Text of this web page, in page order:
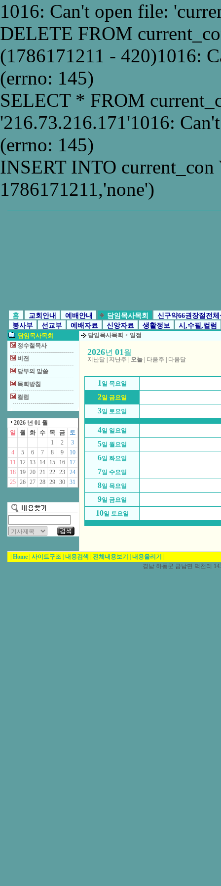
1016: Can't open file:
DELETE FROM
(1786171211 - 420)1016:
(errno: 145)
SELECT * FROM
'216.73.216.171'1016:
(errno: 145)
INSERT INTO
1786171211,'none')
홈 교회안내 예배안내 담임목사목회
신구약66권장절전
봉사부
선교부 예배자료 신앙자료 생활정보 시,수필,컬럼
담임목사목회
정수철목사
비젼
당부의 말씀
목회방침
컬럼
2026 년 01 월
일
월 화 수 목 금
토
1
2
3
4
5 6 7 8 9
10
11
12 13 14 15 16
17
18
19 20 21 22 23
24
25
26 27 28 29 30 31
담임목사목회 > 일정
2026년 01월
지난달 지난주 오늘 다음주 다음달
1일 목요일
2일 금요일
3일 토요일
4일 일요일
5일 월요일
6일 화요일
7일 수요일
8일 목요일
9일 금요일
10일 토요일
Home 사이트구조 내용검색 전체내용보기 내용올리기
경남 하동군 금남면 덕천리